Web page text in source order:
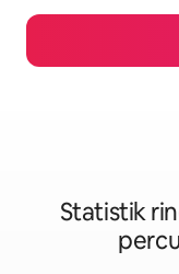
Statistik